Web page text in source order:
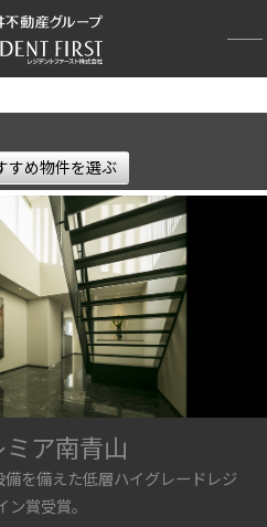
すめ物件を選ぶ
ア南青山
を備えた低層ハイグレードレジ
賞受賞。
1DK〜1LDK